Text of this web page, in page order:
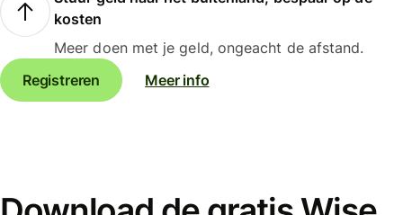
kosten
Meer doen met je geld, ongeacht de afstand.
Registreren
Meer info